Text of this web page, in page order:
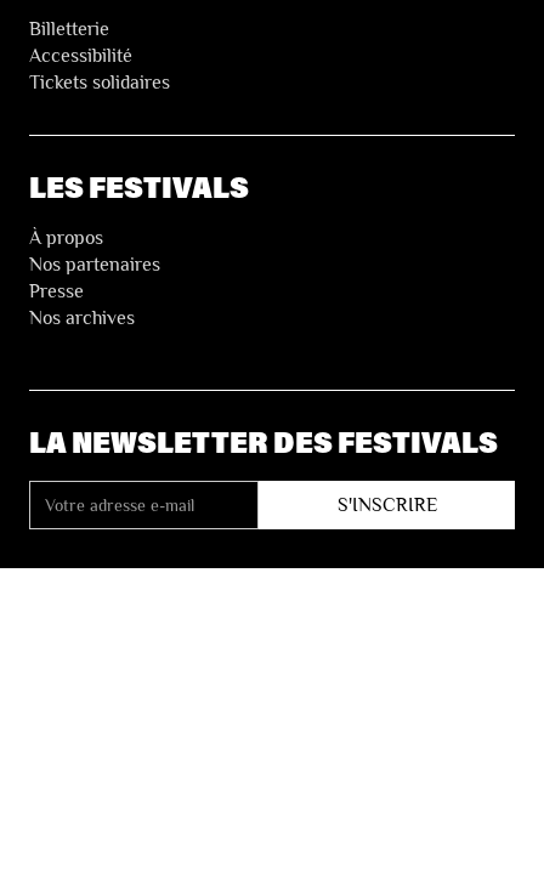
Billetterie
Accessibilité
Tickets solidaires
LES FESTIVALS
À propos
Nos partenaires
Presse
Nos archives
LA NEWSLETTER DES FESTIVALS